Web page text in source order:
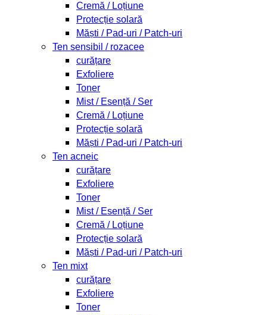
Cremă / Loțiune
Protecție solară
Măști / Pad-uri / Patch-uri
Ten sensibil / rozacee
curățare
Exfoliere
Toner
Mist / Esență / Ser
Cremă / Loțiune
Protecție solară
Măști / Pad-uri / Patch-uri
Ten acneic
curățare
Exfoliere
Toner
Mist / Esență / Ser
Cremă / Loțiune
Protecție solară
Măști / Pad-uri / Patch-uri
Ten mixt
curățare
Exfoliere
Toner